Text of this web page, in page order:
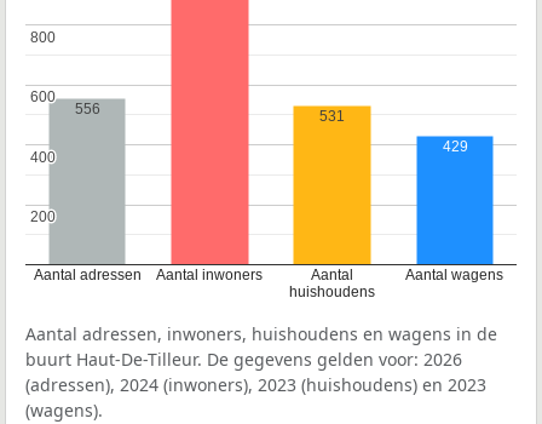
Aantal adressen Aantal inwoners
Aantal
huishoudens
Aantal wagens
200
200
400
400
600
600
800
800
556
531
429
Aantal adressen, inwoners, huishoudens en wagens in de
buurt Haut-De-Tilleur. De gegevens gelden voor: 2026
(adressen), 2024 (inwoners), 2023 (huishoudens) en 2023
(wagens).